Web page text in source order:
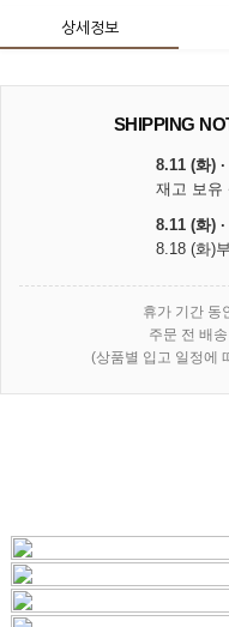
상세정보
SHIPPING
8.11 (화)
재고 보유
8.11 (화)
8.18 (화)
휴가 기간 동
주문 전 배
(상품별 입고 일정에